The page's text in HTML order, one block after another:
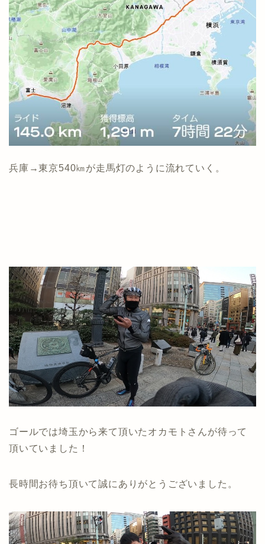
兵庫→東京540㎞が走馬灯のように流れていく。
ゴールでは埼玉から来て頂いたオカモトさんが待って
頂いていました！
長時間お待ち頂いて誠にありがとうございました。